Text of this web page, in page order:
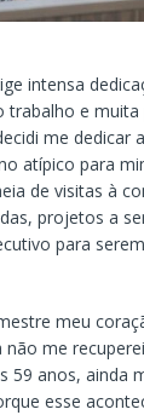
intensa
trabalho e muita
me dedicar
atípico para
de visitas à
projetos a
para
meu
me
59 anos, ainda
esse